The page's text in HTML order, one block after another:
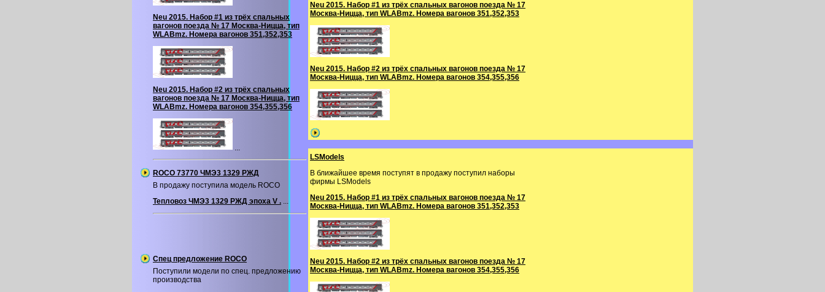
Neu 2015. Набор #1 из трёх спальных
вагонов поезда № 17 Москва-Ницца, тип
WLABmz. Номера вагонов 351,352,353
Neu 2015. Набор #2 из трёх спальных
вагонов поезда № 17 Москва-Ницца, тип
WLABmz. Номера вагонов 354,355,356
ROCO 73770 ЧМЭ3 1329 РЖД
В продажу поступила модель ROCO
Тепловоз ЧМЭ3 1329 РЖД эпоха V . ...
Спец предложение ROCO
Поступили модели по спец. предложению
производства
Neu 2015. Набор #1 из трёх спальных вагонов поезда № 17
Москва-Ницца, тип WLABmz. Номера вагонов 351,352,353
Neu 2015. Набор #2 из трёх спальных вагонов поезда № 17
Москва-Ницца, тип WLABmz. Номера вагонов 354,355,356
LSModels
В ближайшее время поступят в продажу поступил наборы
фирмы LSModels
Neu 2015. Набор #1 из трёх спальных вагонов поезда № 17
Москва-Ницца, тип WLABmz. Номера вагонов 351,352,353
Neu 2015. Набор #2 из трёх спальных вагонов поезда № 17
Москва-Ницца, тип WLABmz. Номера вагонов 354,355,356